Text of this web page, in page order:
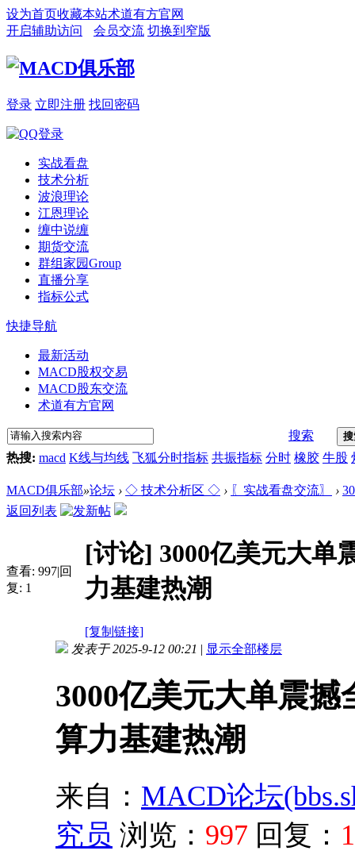
设为首页收藏本站术道有方官网
开启辅助访问
会员交流 切换到窄版
登录 立即注册 找回密码
实战看盘
技术分析
波浪理论
江恩理论
缠中说缠
期货交流
群组家园Group
直播分享
指标公式
快捷导航
最新活动
MACD股权交易
MACD股东交流
术道有方官网
搜索
热搜: macd K线与均线 飞狐分时指标 共振指标 分时 橡胶 牛股
MACD俱乐部»论坛 › ◇ 技术分析区 ◇ › 〖实战看盘交流〗 ›
返回列表
查看: 997|回
复: 1
[讨论] 3000亿美元大单
力基建热潮
[复制链接]
发表于 2025-9-12 00:21 | 显示全部楼层
3000亿美元大单震
算力基建热潮
来自： MACD论坛
究员 浏览： 997 回复： 1